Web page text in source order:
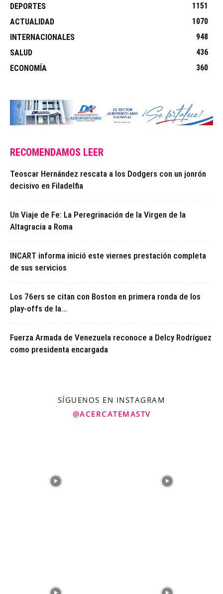
DEPORTES
1151
ACTUALIDAD
1070
INTERNACIONALES
948
SALUD
436
ECONOMÍA
360
RECOMENDAMOS LEER
Teoscar Hernández rescata a los Dodgers con un jonrón
decisivo en Filadelfia
Un Viaje de Fe: La Peregrinación de la Virgen de la
Altagracia a Roma
INCART informa inició este viernes prestación completa
de sus servicios
Los 76ers se citan con Boston en primera ronda de los
play-offs de la...
Fuerza Armada de Venezuela reconoce a Delcy Rodríguez
como presidenta encargada
SÍGUENOS EN INSTAGRAM
@ACERCATEMASTV